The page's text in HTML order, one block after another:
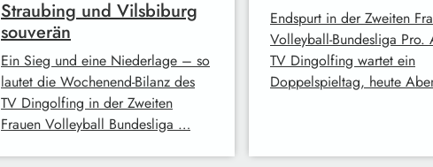
Straubing und Vilsbiburg
souverän
Ein Sieg und eine Niederlage – so
lautet die Wochenend-Bilanz des
TV Dingolfing in der Zweiten
Frauen Volleyball Bundesliga …
Endspurt in der Zweiten
Volleyball-Bundesliga Pro.
TV Dingolfing wartet ein
Doppelspieltag, heute